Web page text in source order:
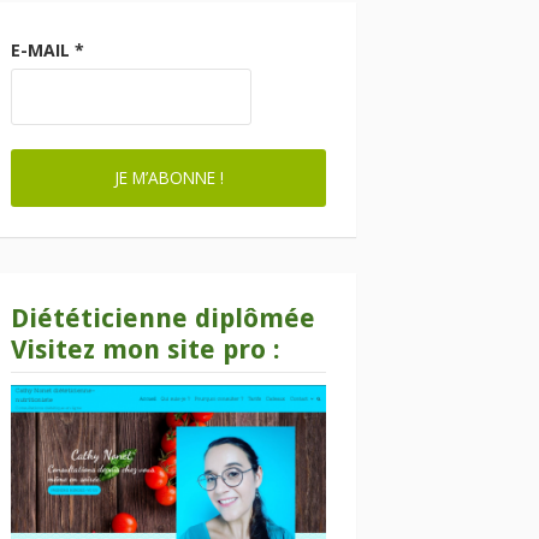
E-MAIL *
Diététicienne diplômée
Visitez mon site pro :